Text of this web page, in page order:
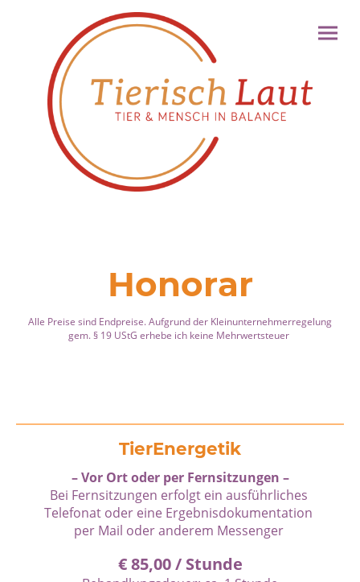
Honorar
Alle Preise sind Endpreise. Aufgrund der Kleinunternehmerregelung
gem. § 19 UStG erhebe ich keine Mehrwertsteuer
TierEnergetik
– Vor Ort oder per Fernsitzungen –
Bei Fernsitzungen erfolgt ein ausführliches
Telefonat oder eine Ergebnisdokumentation
per Mail oder anderem Messenger
€ 85,00 / Stunde